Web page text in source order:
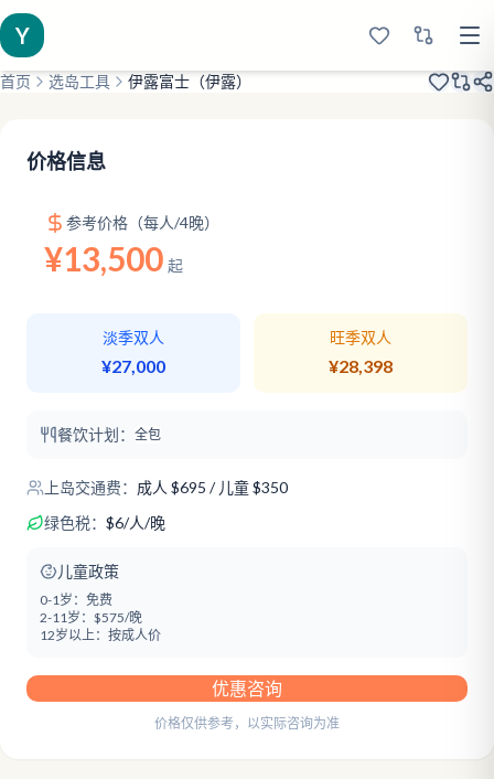
Y
首页 选岛工具 伊露富士（伊露）
价格信息
参考价格（每人/4晚）
¥13,500 起
淡季双人
¥27,000
旺季双人
¥28,398
餐饮计划： 全包
上岛交通费： 成人 $695 / 儿童 $350
绿色税： $6/人/晚
儿童政策
0-1岁： 免费
2-11岁： $575/晚
12岁以上： 按成人价
优惠咨询
价格仅供参考，以实际咨询为准